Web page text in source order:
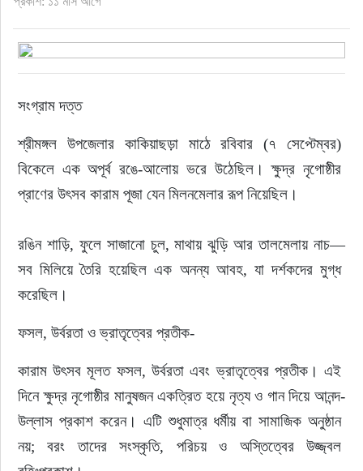
নিউইয়র্ক
ইউরোপ
জাতীয়
তারুণ্য
সময়ের প্রলাপ
সংগ্রাম দত্ত
শ্রীমঙ্গল উপজেলার কাকিয়াছড়া মাঠে রবিবার (৭ সেপ্টেম্বর)
বিকেলে এক অপূর্ব রঙে-আলোয় ভরে উঠেছিল। ক্ষুদ্র নৃগোষ্ঠীর
প্রাণের উৎসব কারাম পূজা যেন মিলনমেলার রূপ নিয়েছিল।
রঙিন শাড়ি, ফুলে সাজানো চুল, মাথায় ঝুড়ি আর তালমেলায় নাচ—
সব মিলিয়ে তৈরি হয়েছিল এক অনন্য আবহ, যা দর্শকদের মুগ্ধ
করেছিল।
ফসল, উর্বরতা ও ভ্রাতৃত্বের প্রতীক-
কারাম উৎসব মূলত ফসল, উর্বরতা এবং ভ্রাতৃত্বের প্রতীক। এই
দিনে ক্ষুদ্র নৃগোষ্ঠীর মানুষজন একত্রিত হয়ে নৃত্য ও গান দিয়ে আনন্দ-
উল্লাস প্রকাশ করেন। এটি শুধুমাত্র ধর্মীয় বা সামাজিক অনুষ্ঠান
নয়; বরং তাদের সংস্কৃতি, পরিচয় ও অস্তিত্বের উজ্জ্বল